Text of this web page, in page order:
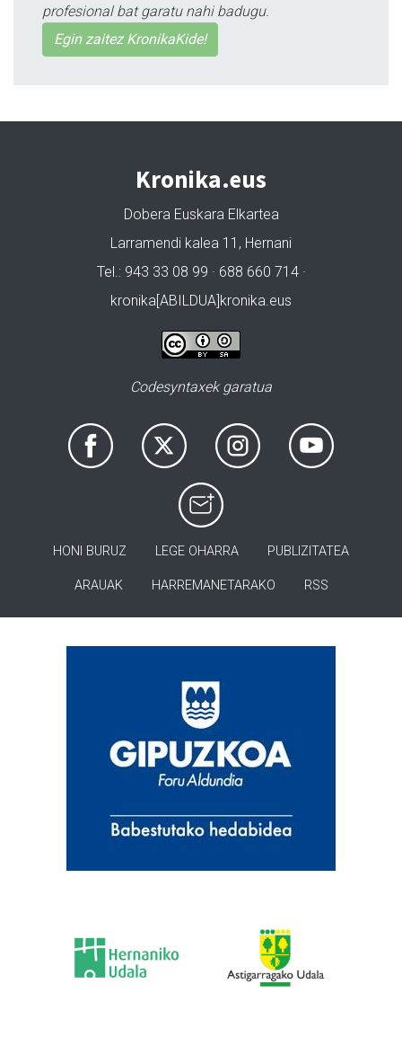
profesional bat garatu nahi badugu.
Egin zaitez KronikaKide!
Kronika.eus
Dobera Euskara Elkartea
Larramendi kalea 11, Hernani
Tel.: 943 33 08 99 · 688 660 714 ·
kronika[ABILDUA]kronika.eus
Codesyntaxek garatua
HONI BURUZ LEGE OHARRA PUBLIZITATEA
ARAUAK HARREMANETARAKO RSS